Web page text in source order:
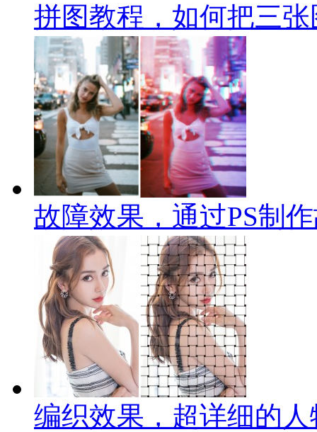
拼图教程，如何把三
故障效果，通过PS制
编织效果，超详细的